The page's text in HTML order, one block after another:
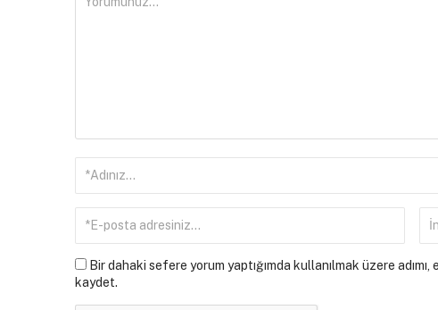
Bir dahaki sefere yorum yaptığımda kullanılmak üzere
kaydet.